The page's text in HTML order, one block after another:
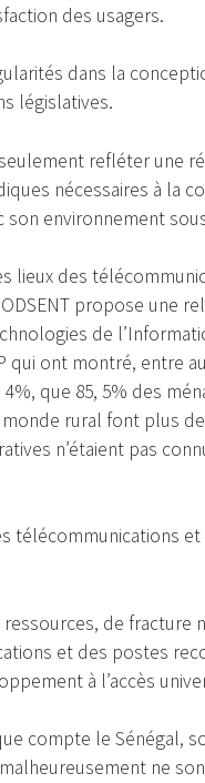
des usagers.
dans la
législatives.
refléter une
nécessaires à la
son environnement
lieux des
propose une
de
qui ont montré, entre
que 85, 5% des
rural font plus
n’étaient pas
télécommunications et
de fracture
et des postes
à l’accès
compte le Sénégal,
ne